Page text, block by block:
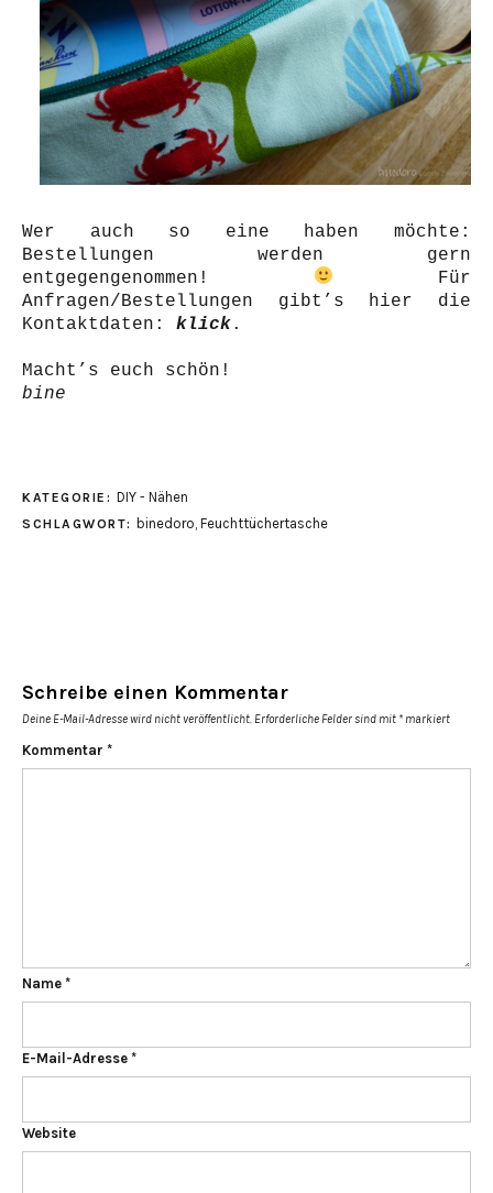
Wer auch so eine haben möchte:
Bestellungen werden gern
entgegengenommen!
Für
Anfragen/Bestellungen gibt’s hier die
Kontaktdaten: klick.
Macht’s euch schön!
bine
KATEGORIE: DIY - Nähen
SCHLAGWORT: binedoro Feuchttüchertasche
Schreibe einen Kommentar
Deine E-Mail-Adresse wird nicht veröffentlicht. Erforderliche Felder sind mit * markiert
Kommentar *
Name *
E-Mail-Adresse *
Website